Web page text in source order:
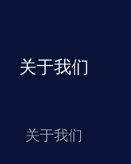
关于我们
关于我们